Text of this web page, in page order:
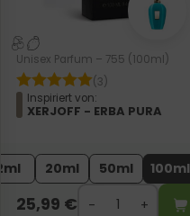
Unisex Parfum – 755 (100ml)
(3)
Inspiriert von:
XERJOFF - ERBA PURA
20ml 50ml 100ml
25,99 €